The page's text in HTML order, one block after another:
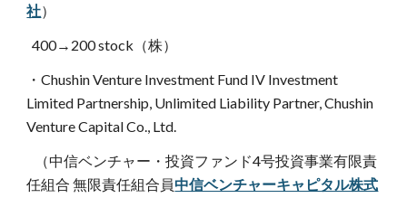
社）
  400→200 stock（株）
・Chushin Venture Investment Fund IV Investment
Limited Partnership, Unlimited Liability Partner, Chushin
Venture Capital Co., Ltd.
任組合 無限責任組合員中信ベンチャーキャピタル株式